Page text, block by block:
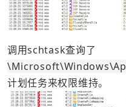
调用schtask查询了
计划任务来权限维持。